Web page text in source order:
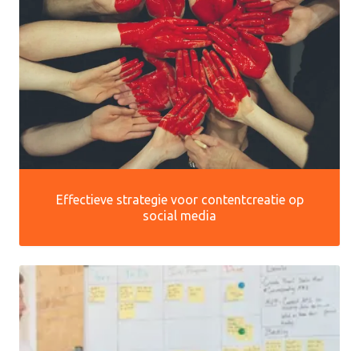
Effectieve strategie voor contentcreatie op
social media